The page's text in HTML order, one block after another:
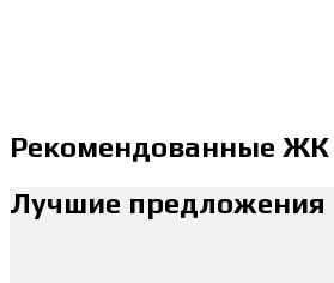
Рекомендованные ЖК
Лучшие предложения